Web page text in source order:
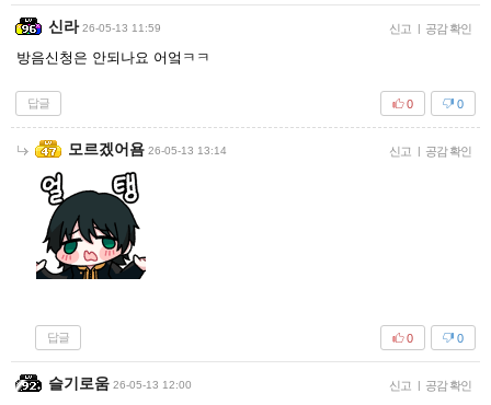
신라 26-05-13 11:59 신고 | 공감 확인
방음신청은 안되나요 어엌ㅋㅋ
답글 0
0
모르겠어욤 26-05-13 13:14 신고 | 공감 확인
답글 0
0
슬기로움 26-05-13 12:00 신고 | 공감 확인